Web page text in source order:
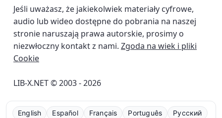
Jeśli uważasz, że jakiekolwiek materiały cyfrowe,
audio lub wideo dostępne do pobrania na naszej
stronie naruszają prawa autorskie, prosimy o
niezwłoczny kontakt z nami. Zgoda na wiek i pliki
Cookie
LIB-X.NET © 2003 - 2026
English Español Français Português Русский